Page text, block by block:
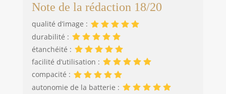
Veuillez utiliser le
câble de charge
USB-C fourni avec
l'appareil photo. La
caméra ne prend
pas en charge les
câbles de charge
C-C
Note de la rédaction 18/20
qualité d’image :
durabilité :
étanchéité :
facilité d’utilisation :
compacité :
autonomie de la batterie :